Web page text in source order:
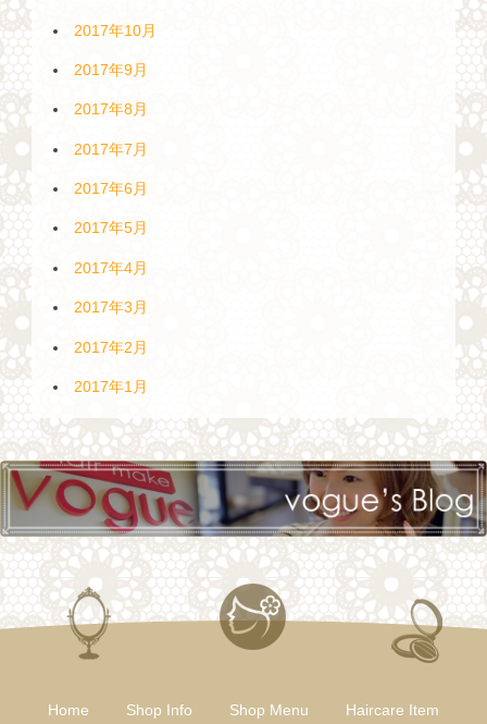
2017年10月
2017年9月
2017年8月
2017年7月
2017年6月
2017年5月
2017年4月
2017年3月
2017年2月
2017年1月
Home Shop Info Shop Menu Haircare Item